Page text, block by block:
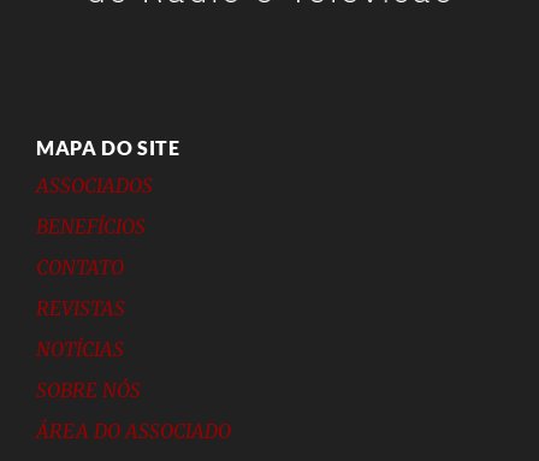
MAPA DO SITE
ASSOCIADOS
BENEFÍCIOS
CONTATO
REVISTAS
NOTÍCIAS
SOBRE NÓS
ÁREA DO ASSOCIADO